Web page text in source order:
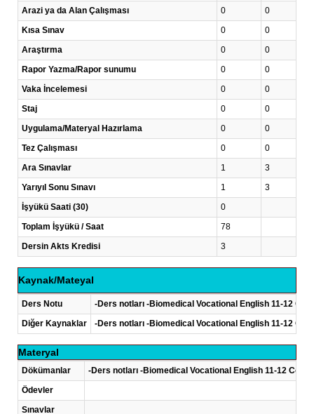
Arazi ya da Alan Çalışması
0 0
Kısa Sınav
0 0
Araştırma
0 0
Rapor Yazma/Rapor sunumu
0 0
Vaka İncelemesi
0 0
Staj
0 0
Uygulama/Materyal Hazırlama
0 0
Tez Çalışması
0 0
Ara Sınavlar
1 3
Yarıyıl Sonu Sınavı
1 3
İşyükü Saati (30)
0
Toplam İşyükü / Saat
78
Dersin Akts Kredisi
3
Kaynak/Mateyal
Ders Notu
-Ders notları -Biomedical Vocational English 11-12
Diğer Kaynaklar
-Ders notları -Biomedical Vocational English 11-12
Materyal
Dökümanlar
-Ders notları -Biomedical Vocational English 11-12
Ödevler
Sınavlar